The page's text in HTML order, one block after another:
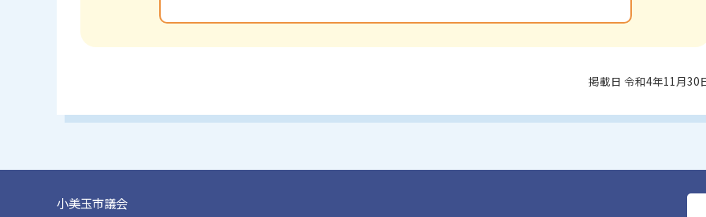
掲載日 令和4年11月30
小美玉市議会